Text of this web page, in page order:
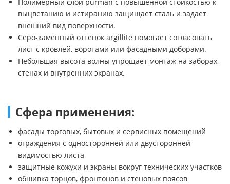
выцветанию и истиранию защищает сталь и задает
внешний вид поверхности.
Серо-каменный оттенок argillite помогает согласовать
лист с кровлей, воротами или фасадными доборами.
Небольшая высота волны упрощает монтаж на заборах,
стенах и внутренних экранах.
Сфера применения:
фасады торговых, бытовых и сервисных помещений
ограждения с односторонней или двусторонней
видимостью листа
защитные кожухи и экраны вокруг технических участков
обшивка торцов, фронтонов и стеновых поясов